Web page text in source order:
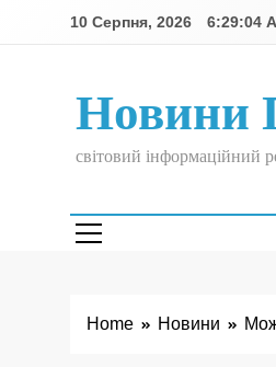
10 Серпня, 2026 6:29:05
Новини
світовий інформаційний
Home Новини